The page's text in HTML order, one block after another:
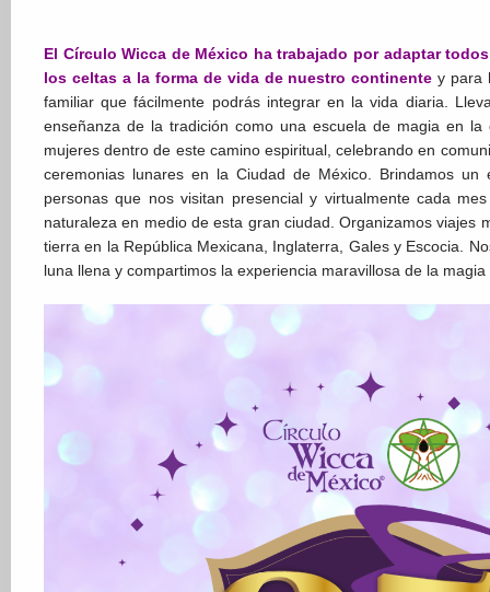
El Círculo Wicca de México ha trabajado por adaptar
los celtas a la forma de vida de nuestro continente y para
familiar que fácilmente podrás integrar en la vida diaria.
enseñanza de la tradición como una escuela de magia en
mujeres dentro de este camino espiritual, celebrando en
ceremonias lunares en la Ciudad de México. Brindamos un
personas que nos visitan presencial y virtualmente cada
naturaleza en medio de esta gran ciudad. Organizamos viajes
tierra en la República Mexicana, Inglaterra, Gales y Escocia.
luna llena y compartimos la experiencia maravillosa de la